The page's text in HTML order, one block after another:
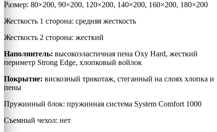
Размер: 80×200, 90×200, 120×200, 140×200, 160×200, 180×200
Жесткость 1 сторона: средняя жесткость
Жесткость 2 сторона: жесткий
Наполнитель: высокоэластичная пена Oxy Hard, жесткий
периметр Strong Edge, хлопковый войлок
Покрытие: вискозный трикотаж, стеганный на слоях хлопка и
пены
Пружинный блок: пружинная система System Comfort 1000
Съемный чехол: нет